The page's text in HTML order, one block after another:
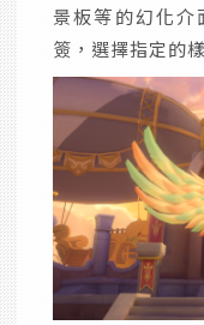
景板等的幻化介
簽，選擇指定的